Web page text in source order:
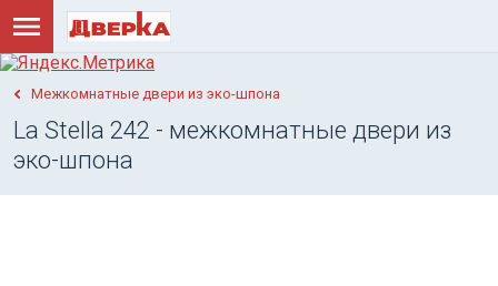
Межкомнатные двери из эко-шпона
La Stella 242 - межкомнатные двери из
эко-шпона